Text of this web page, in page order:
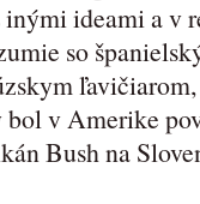
ideami a v
so
v Amerike
Bush na